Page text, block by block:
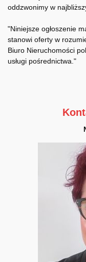
oddzwonimy w
"Niniejsze ogłoszenie
stanowi oferty w
Biuro Nieruchomości
usługi pośrednictwa."